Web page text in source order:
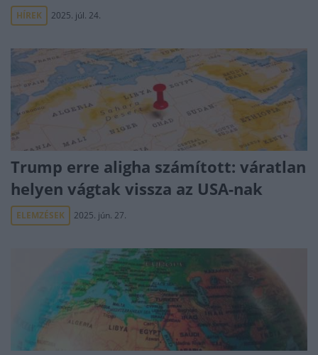
HÍREK 2025. júl. 24.
Trump erre aligha számított: váratlan
helyen vágtak vissza az USA-nak
ELEMZÉSEK 2025. jún. 27.